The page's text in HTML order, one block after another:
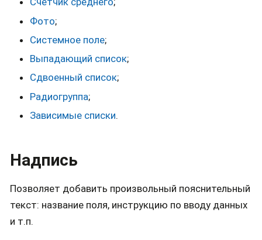
Фото;
Системное поле;
Выпадающий список;
Сдвоенный список;
Радиогруппа;
Зависимые списки.
Надпись
Позволяет добавить произвольный пояснительный
текст: название поля, инструкцию по вводу данных
и т.п.